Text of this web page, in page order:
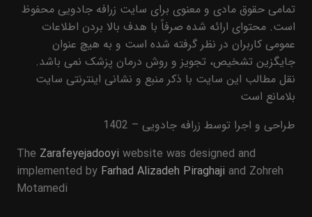
تمامی حقوق مادی و معنوی برای سایت زرافه جادویی محفوظ
است. محتوای ارائه شده صرفاً با هدف بالا بردن اطلاعات
عمومی کاربران در نظر گرفته شده است و به هیچ عنوان
جایگزین تشخیص، تجویز و روش درمان پزشک نمی باشد.
نقل مطالب این سایت با ذکر منبع و نشانی اینترنتی سایت
بلامانع است
طراحی و اجرا توسط زرافه جادویی – 1402
The Zarafeyejadooyi website was designed and
implemented by Farhad Alizadeh Piraghaji and Zohreh
Motamedi